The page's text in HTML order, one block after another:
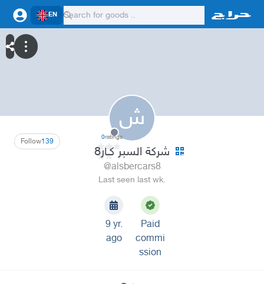
EN
ش
139
Follow 0ratings
شركة السبر كـار8
@alsbercars8
Last seen last wk.
9 yr.
ago
Paid
commi
ssion